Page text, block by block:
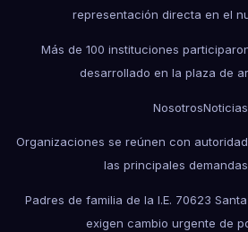
representación directa en el
Más de 100 instituciones
desarrollado en la plaza de
NosotrosNoticias
Organizaciones se reúnen con
las principales
Padres de familia de la I.E. 70623
exigen cambio urgente de